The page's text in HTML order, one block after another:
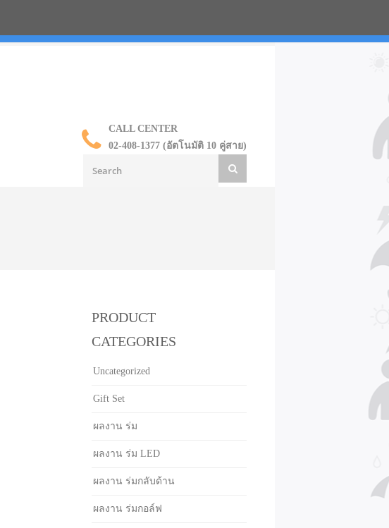
CALL CENTER
02-408-1377 (อัตโนมัติ 10 คู่สาย)
PRODUCT
CATEGORIES
Uncategorized
Gift Set
ผลงาน ร่ม
ผลงาน ร่ม LED
ผลงาน ร่มกลับด้าน
ผลงาน ร่มกอล์ฟ
ร่มกลับด้าน ราคาส่ง